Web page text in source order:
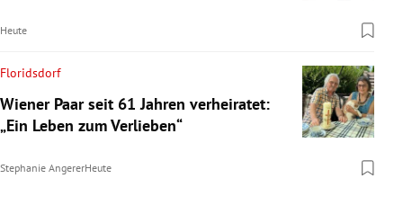
Heute
Floridsdorf
Wiener Paar seit 61 Jahren verheiratet:
„Ein Leben zum Verlieben“
Stephanie AngererHeute